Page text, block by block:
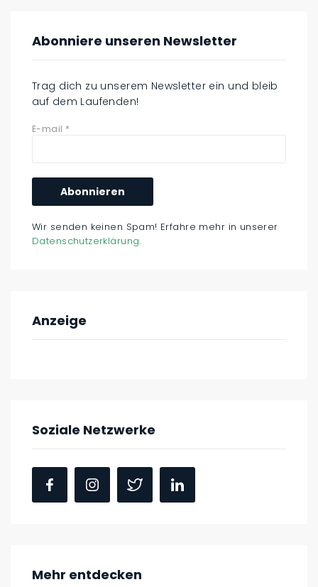
Abonniere unseren Newsletter
Trag dich zu unserem Newsletter ein und bleib
auf dem Laufenden!
E-mail *
Wir senden keinen Spam! Erfahre mehr in unserer
Datenschutzerklärung.
Anzeige
Soziale Netzwerke
Mehr entdecken